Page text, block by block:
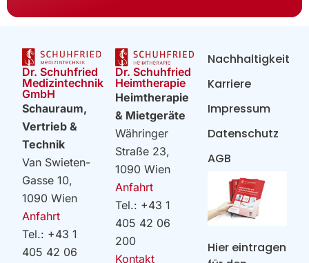
Dr. Schuhfried
Medizintechnik
GmbH
Schauraum,
Vertrieb &
Technik
Van Swieten-
Gasse 10,
1090 Wien
Anfahrt
Tel.: +43 1
405 42 06
Dr. Schuhfried
Heimtherapie
Heimtherapie
& Mietgeräte
Währinger
Straße 23,
1090 Wien
Anfahrt
Tel.: +43 1
405 42 06
200
Kontakt
Hier eintragen
Nachhaltigkeit
Karriere
Impressum
Datenschutz
AGB